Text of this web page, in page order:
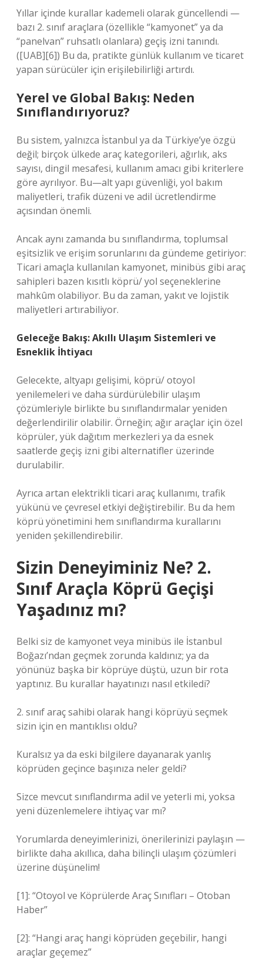
Yıllar içinde kurallar kademeli olarak güncellendi —
bazı 2. sınıf araçlara (özellikle “kamyonet” ya da
“panelvan” ruhsatlı olanlara) geçiş izni tanındı.
([UAB][6]) Bu da, pratikte günlük kullanım ve ticaret
yapan sürücüler için erişilebilirliği artırdı.
Yerel ve Global Bakış: Neden
Sınıflandırıyoruz?
Bu sistem, yalnızca İstanbul ya da Türkiye’ye özgü
değil; birçok ülkede araç kategorileri, ağırlık, aks
sayısı, dingil mesafesi, kullanım amacı gibi kriterlere
göre ayrılıyor. Bu—alt yapı güvenliği, yol bakım
maliyetleri, trafik düzeni ve adil ücretlendirme
açısından önemli.
Ancak aynı zamanda bu sınıflandırma, toplumsal
eşitsizlik ve erişim sorunlarını da gündeme getiriyor:
Ticari amaçla kullanılan kamyonet, minibüs gibi araç
sahipleri bazen kısıtlı köprü/ yol seçeneklerine
mahkûm olabiliyor. Bu da zaman, yakıt ve lojistik
maliyetleri artırabiliyor.
Geleceğe Bakış: Akıllı Ulaşım Sistemleri ve
Esneklik İhtiyacı
Gelecekte, altyapı gelişimi, köprü/ otoyol
yenilemeleri ve daha sürdürülebilir ulaşım
çözümleriyle birlikte bu sınıflandırmalar yeniden
değerlendirilir olabilir. Örneğin; ağır araçlar için özel
köprüler, yük dağıtım merkezleri ya da esnek
saatlerde geçiş izni gibi alternatifler üzerinde
durulabilir.
Ayrıca artan elektrikli ticari araç kullanımı, trafik
yükünü ve çevresel etkiyi değiştirebilir. Bu da hem
köprü yönetimini hem sınıflandırma kurallarını
yeniden şekillendirebilir.
Sizin Deneyiminiz Ne? 2.
Sınıf Araçla Köprü Geçişi
Yaşadınız mı?
Belki siz de kamyonet veya minibüs ile İstanbul
Boğazı’ndan geçmek zorunda kaldınız; ya da
yönünüz başka bir köprüye düştü, uzun bir rota
yaptınız. Bu kurallar hayatınızı nasıl etkiledi?
2. sınıf araç sahibi olarak hangi köprüyü seçmek
sizin için en mantıklısı oldu?
Kuralsız ya da eski bilgilere dayanarak yanlış
köprüden geçince başınıza neler geldi?
Sizce mevcut sınıflandırma adil ve yeterli mi, yoksa
yeni düzenlemelere ihtiyaç var mı?
Yorumlarda deneyimlerinizi, önerilerinizi paylaşın —
birlikte daha akıllıca, daha bilinçli ulaşım çözümleri
üzerine düşünelim!
[1]: “Otoyol ve Köprülerde Araç Sınıfları – Otoban
Haber”
[2]: “Hangi araç hangi köprüden geçebilir, hangi
araçlar geçemez”